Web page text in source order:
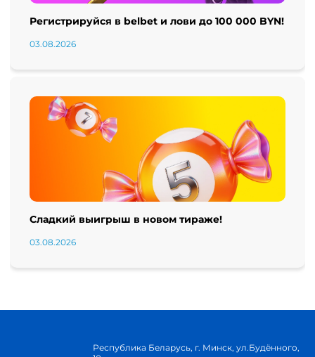
Регистрируйся в belbet и лови до 100 000 BYN!
03.08.2026
Сладкий выигрыш в новом тираже!
03.08.2026
Республика Беларусь, г. Минск, ул.Будённого,